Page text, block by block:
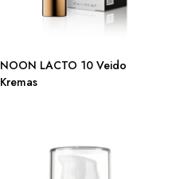
NOON LACTO 10 Veido
Kremas